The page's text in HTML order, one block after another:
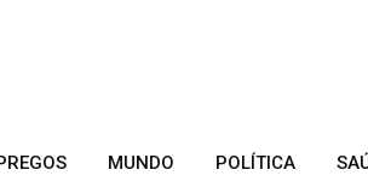
MUNDO POLÍTICA